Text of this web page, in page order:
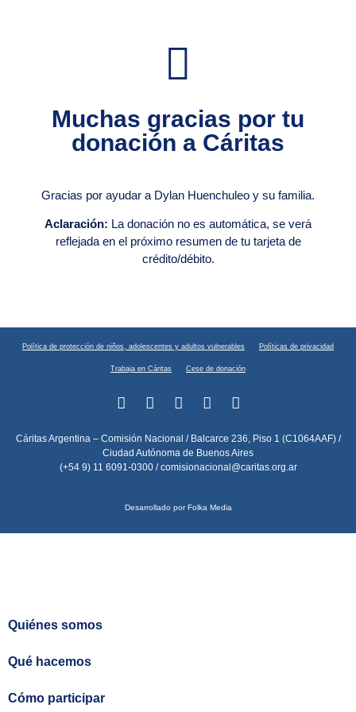
Muchas gracias por tu
donación a Cáritas
Gracias por ayudar a Dylan Huenchuleo y su familia.
Aclaración: La donación no es automática, se verá
reflejada en el próximo resumen de tu tarjeta de
crédito/débito.
Política de protección de niños, adolescentes y adultos vulnerables Políticas de privacidad
Trabaja en Cáritas Cese de donación
Cáritas Argentina – Comisión Nacional / Balcarce 236, Piso 1 (C1064AAF) /
Ciudad Autónoma de Buenos Aires
(+54 9) 11 6091-0300 /comisionacional@caritas.org.ar
Desarrollado por Folka Media
Quiénes somos
Qué hacemos
Cómo participar